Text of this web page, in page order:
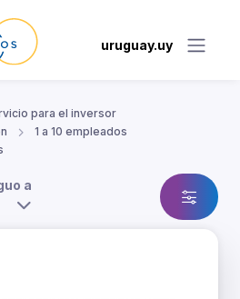
uruguay.uy
para el inversor
1 a 10 empleados
a